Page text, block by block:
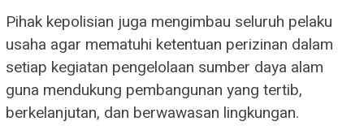
Pihak kepolisian juga mengimbau seluruh pelaku
usaha agar mematuhi ketentuan perizinan dalam
setiap kegiatan pengelolaan sumber daya alam
guna mendukung pembangunan yang tertib,
berkelanjutan, dan berwawasan lingkungan.